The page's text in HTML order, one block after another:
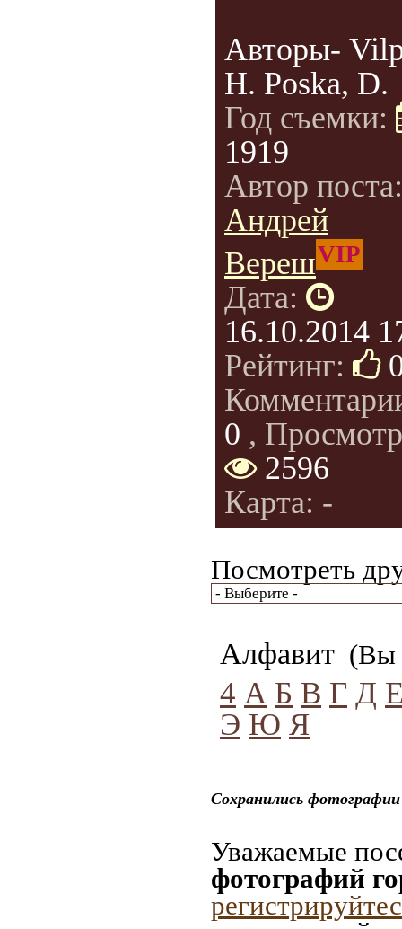
Авторы-
H. Poska, D.
Год съемки:
1919
Автор
Андрей
ВерешVIP
Дата:
16.10.2014
Рейтинг:
0 ,
2596
Карта: -
Посмотреть
Алфавит (Вы
4 А Б В Г Д
Э Ю Я
Сохранились
Уважаемые
фотографий